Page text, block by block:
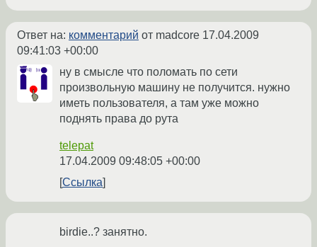
Ответ на: комментарий от madcore 17.04.2009
09:41:03 +00:00
ну в смысле что поломать по сети
произвольную машину не получится. нужно
иметь пользователя, а там уже можно
поднять права до рута
telepat
17.04.2009 09:48:05 +00:00
Ссылка
birdie..? занятно.